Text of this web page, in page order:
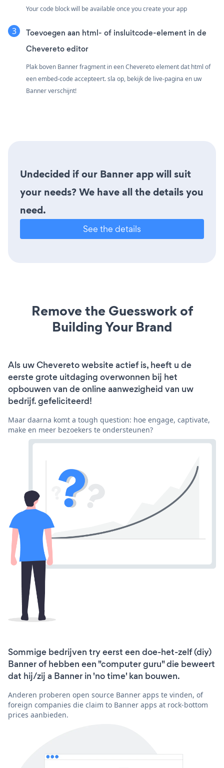
Your code block will be available once you create your app
Toevoegen aan html- of insluitcode-element in de
Chevereto editor
Plak boven Banner fragment in een Chevereto element dat html of
een embed-code accepteert. sla op, bekijk de live-pagina en uw
Banner verschijnt!
Undecided if our Banner app will suit
your needs? We have all the details you
need.
See the details
Remove the Guesswork of
Building Your Brand
Als uw Chevereto website actief is, heeft u de
eerste grote uitdaging overwonnen bij het
opbouwen van de online aanwezigheid van uw
bedrijf. gefeliciteerd!
Maar daarna komt a tough question: hoe engage, captivate,
make en meer bezoekers te ondersteunen?
Sommige bedrijven try eerst een doe-het-zelf (diy)
Banner of hebben een "computer guru" die beweert
dat hij/zij a Banner in 'no time' kan bouwen.
Anderen proberen open source Banner apps te vinden, of
foreign companies die claim to Banner apps at rock-bottom
prices aanbieden.